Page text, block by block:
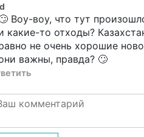
Воу-воу, что тут
какие-то отходы?
не очень хорошие
важны, правда? 🙄